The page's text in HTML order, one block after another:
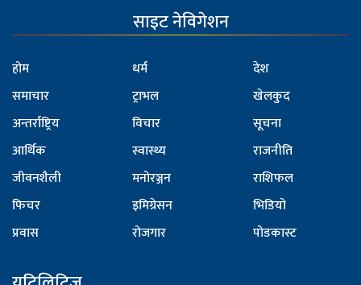
साइट नेविगेशन
होम
समाचार
अन्तर्राष्ट्रिय
आर्थिक
जीवनशैली
फिचर
प्रवास
धर्म
ट्राभल
विचार
स्वास्थ्य
मनोरञ्जन
इमिग्रेसन
रोजगार
देश
खेलकुद
सूचना
राजनीति
राशिफल
भिडियो
पोडकास्ट